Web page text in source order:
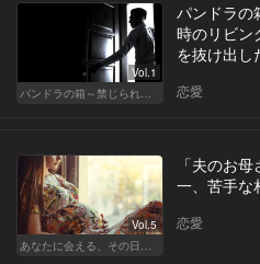
Vol.1
パンドラの箱～禁じられた一手～
パンドラの
時のリビ
を抜け出し
恋愛
Vol.5
あなたに会える、その日まで
「夫のお
一、苦手な
恋愛